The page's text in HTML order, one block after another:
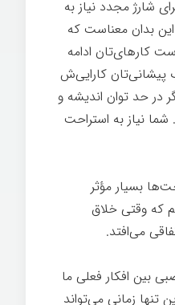
شارژ مجدد نیاز به
بدان معناست که
کارهای‌تان ادامه
پیشانی‌تان کارایی‌ش
در حد توان اندیشه و
نیاز به استراحت
بسیار مؤثر
که وقتی خلاق
می‌افتد.
بین افکار فعلی ما
تنها زمانی می‌تواند